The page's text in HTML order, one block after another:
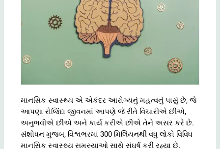
માનસિક સ્વાસ્થ્ય એ એકંદર આરોગ્યનું મહત્વનું પાસું છે, જે
આપણા રોજિંદા જીવનમાં આપણે જે રીતે વિચારીએ છીએ,
અનુભવીએ છીએ અને કાર્ય કરીએ છીએ તેને અસર કરે છે.
સંશોધન મુજબ, વિશ્વભરમાં 300 મિલિયનથી વધુ લોકો વિવિધ
માનસિક સ્વાસ્થ્ય સમસ્યાઓ સાથે સંઘર્ષ કરી રહ્યા છે.